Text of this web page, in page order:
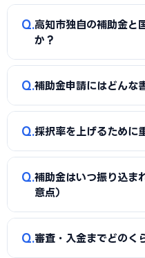
投資補助金」に加え、高知
きます。詳しくは本記事の
の主要補助金」の各セクシ
A
一般的に「着手金（無
の10〜15%程度）」の体
約前に見積もりと報酬条件
では高知市に対応した実績
Q 高知市独自の補助金と
か？
A
同一経費への重複申請は
金）」のように分けること
を活用できるケースがあり
Q 補助金申請にはどんな
A
一般的に、事業計画書
類（賃上げ表明・事業継続
ます。申請代行ではこれら
し、差し戻しによる遅延を防
Q 採択率を上げるために
A
①公募要領の加点項目を
決策・効果を定量的（数
市の地域特性や自社の強み
されます。申請代行はこの
Q 補助金はいつ振り込ま
意点）
A
補助金は原則「後払い（
Q 審査・入金までどのく